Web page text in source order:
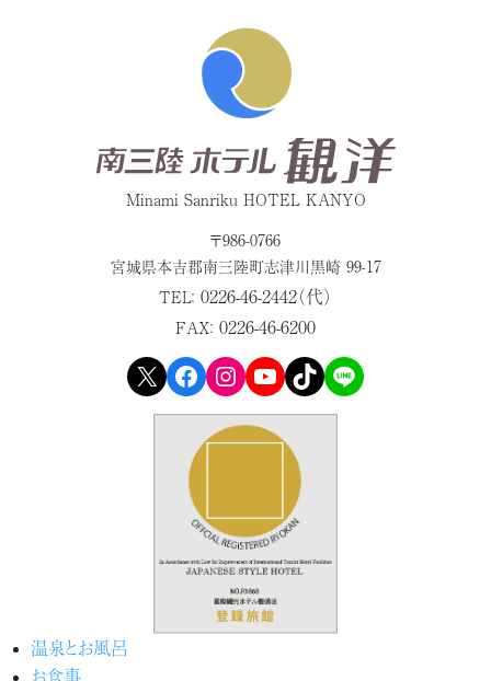
Minami Sanriku HOTEL KANYO
〒986-0766
宮城県本吉郡南三陸町志津川黒崎 99-17
TEL： 0226-46-2442（代）
FAX： 0226-46-6200
X Facebook Instagram YouTube TikTok LINE
温泉とお風呂
お食事